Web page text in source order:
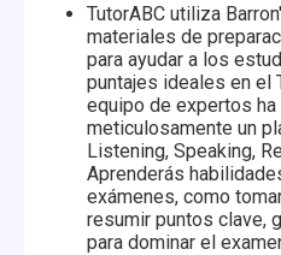
TutorABC utiliza
materiales de
para ayudar a los
puntajes ideales en el
equipo de expertos
meticulosamente un
Listening, Speaking,
Aprenderás
exámenes, como
resumir puntos clave,
para dominar el